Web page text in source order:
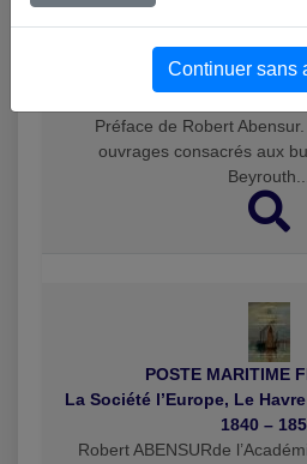
British Mail in the Levant.
(1836-
par Semaan Bassil Relié, 291
Préface de Robert
ouvrages consacrés aux
Beyrouth...
POSTE MARITIME
La Société l’Europe, Le
1840 –
Robert ABENSURde
Continuer sans